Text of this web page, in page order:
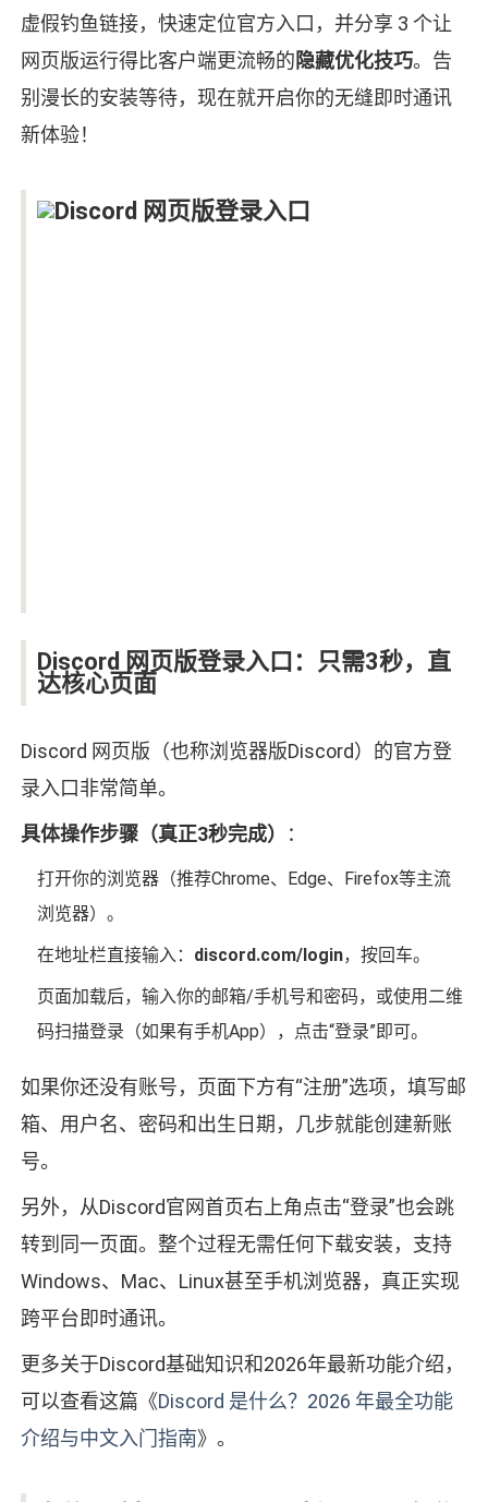
虚假钓鱼链接，快速定位官方入口，并分享 3 个让
网页版运行得比客户端更流畅的隐藏优化技巧。告
别漫长的安装等待，现在就开启你的无缝即时通讯
新体验！
Discord 网页版登录入口：只需3秒，直
达核心页面
Discord 网页版（也称浏览器版Discord）的官方登
录入口非常简单。
具体操作步骤（真正3秒完成）
：
打开你的浏览器（推荐Chrome、Edge、Firefox等主流
浏览器）。
在地址栏直接输入： discord.com/login，按回车。
页面加载后，输入你的邮箱/手机号和密码，或使用二维
码扫描登录（如果有手机App），点击“登录”即可。
如果你还没有账号，页面下方有“注册”选项，填写邮
箱、用户名、密码和出生日期，几步就能创建新账
号。
另外，从Discord官网首页右上角点击“登录”也会跳
转到同一页面。整个过程无需任何下载安装，支持
Windows、Mac、Linux甚至手机浏览器，真正实现
跨平台即时通讯。
更多关于Discord基础知识和2026年最新功能介绍，
可以查看这篇《Discord 是什么？2026 年最全功能
介绍与中文入门指南》。